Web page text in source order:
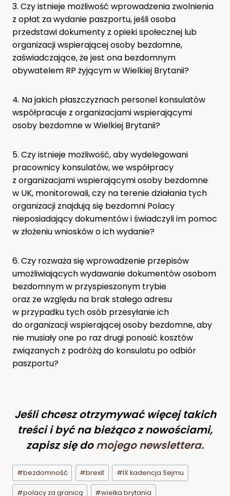
3. Czy istnieje możliwość wprowadzenia zwolnienia
z opłat za wydanie paszportu, jeśli osoba
przedstawi dokumenty z opieki społecznej lub
organizacji wspierającej osoby bezdomne,
zaświadczające, że jest ona bezdomnym
obywatelem RP żyjącym w Wielkiej Brytanii?
4. Na jakich płaszczyznach personel konsulatów
współpracuje z organizacjami wspierającymi
osoby bezdomne w Wielkiej Brytanii?
5. Czy istnieje możliwość, aby wydelegowani
pracownicy konsulatów, we współpracy
z organizacjami wspierającymi osoby bezdomne
w UK, monitorowali, czy na terenie działania tych
organizacji znajdują się bezdomni Polacy
nieposiadający dokumentów i świadczyli im pomoc
w złożeniu wniosków o ich wydanie?
6. Czy rozważa się wprowadzenie przepisów
umożliwiających wydawanie dokumentów osobom
bezdomnym w przyspieszonym trybie
oraz ze względu na brak stałego adresu
w przypadku tych osób przesyłanie ich
do organizacji wspierającej osoby bezdomne, aby
nie musiały one po raz drugi ponosić kosztów
związanych z podróżą do konsulatu po odbiór
paszportu?
Jeśli chcesz otrzymywać więcej takich
treści i być na bieżąco z nowościami,
zapisz się do mojego newslettera.
Tagi
wpisu:
#bezdomność #brexit #IX kadencja Sejmu
#polacy za granicą #wielka brytania